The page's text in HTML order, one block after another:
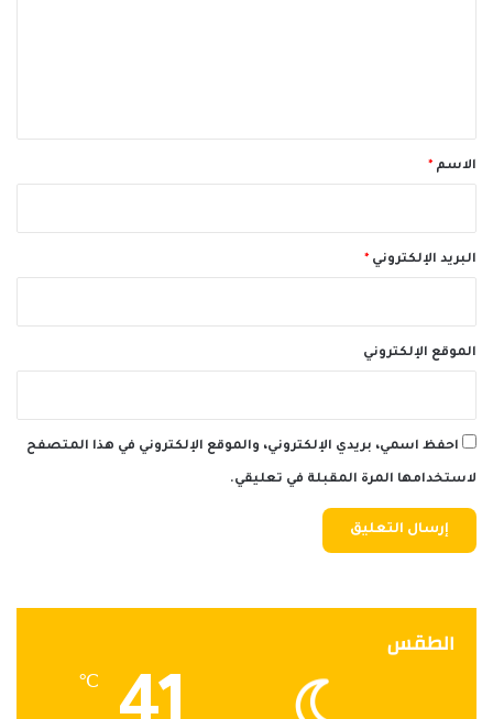
*الاسم *
البريد الإلكتروني *
الموقع الإلكتروني
احفظ اسمي، بريدي الإلكتروني، والموقع الإلكتروني في هذا المتصفح
لاستخدامها المرة المقبلة في تعليقي.
الطقس
℃